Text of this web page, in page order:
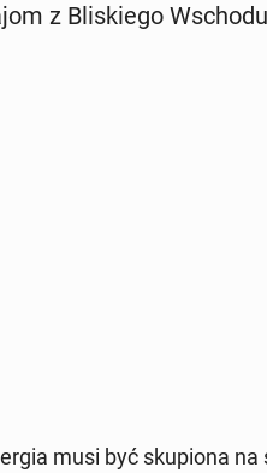
z Bli­skie­go
musi być sku­pio­na